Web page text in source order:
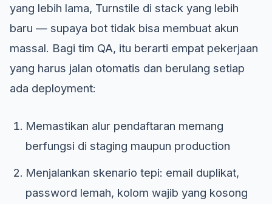
yang lebih lama, Turnstile di stack yang lebih
baru — supaya bot tidak bisa membuat akun
massal. Bagi tim QA, itu berarti empat pekerjaan
yang harus jalan otomatis dan berulang setiap
ada deployment:
Memastikan alur pendaftaran memang
berfungsi di staging maupun production
Menjalankan skenario tepi: email duplikat,
password lemah, kolom wajib yang kosong